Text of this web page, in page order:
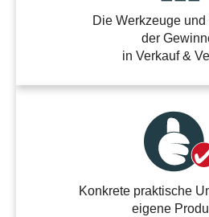
Die Werkzeuge und
der
in Verkauf &
Konkrete praktische
eigene